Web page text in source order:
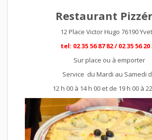
Restaurant
12 Place Victor Hugo 76190
tel: 02 35 56 87 82 / 02 35 56 20
Sur place ou à emporter
Service du Mardi au Samedi
12 h 00 à 14 h 00 et de 19 h 00 à